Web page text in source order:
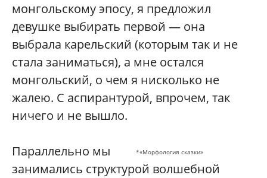
монгольскому эпосу, я предложил
девушке выбирать первой — она
выбрала карельский (которым так и не
стала заниматься), а мне остался
монгольский, о чем я нисколько не
жалею. С аспирантурой, впрочем, так
ничего и не вышло.
*«Морфология сказки»
Параллельно мы
занимались структурой волшебной